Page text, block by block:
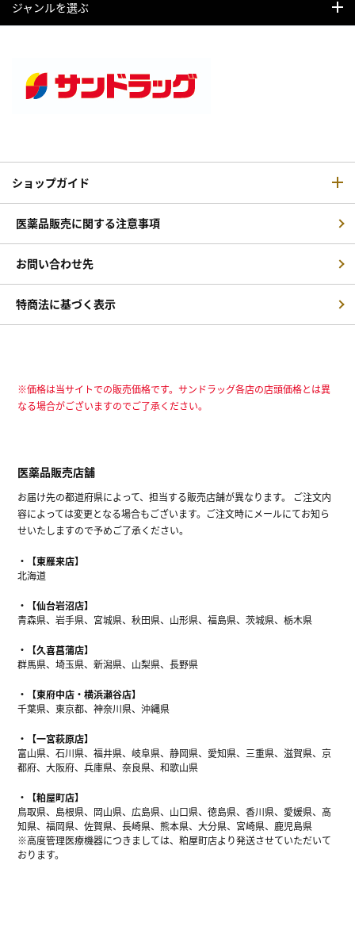
ジャンルを選ぶ
ショップガイド
医薬品販売に関する注意事項
お問い合わせ先
特商法に基づく表示
※価格は当サイトでの販売価格です。サンドラッグ各店の店頭価格とは異
なる場合がございますのでご了承ください。
医薬品販売店舗
お届け先の都道府県によって、担当する販売店舗が異なります。 ご注文内
容によっては変更となる場合もございます。ご注文時にメールにてお知ら
せいたしますので予めご了承ください。
【東雁来店】
北海道
【仙台岩沼店】
青森県、岩手県、宮城県、秋田県、山形県、福島県、茨城県、栃木県
【久喜菖蒲店】
群馬県、埼玉県、新潟県、山梨県、長野県
【東府中店・横浜瀬谷店】
千葉県、東京都、神奈川県、沖縄県
【一宮萩原店】
富山県、石川県、福井県、岐阜県、静岡県、愛知県、三重県、滋賀県、京
都府、大阪府、兵庫県、奈良県、和歌山県
【粕屋町店】
鳥取県、島根県、岡山県、広島県、山口県、徳島県、香川県、愛媛県、高
知県、福岡県、佐賀県、長崎県、熊本県、大分県、宮崎県、鹿児島県
※高度管理医療機器につきましては、粕屋町店より発送させていただいて
おります。